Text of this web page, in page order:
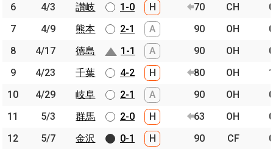
6
4/3 讃岐 1-0 H 70 CH
7
4/9 熊本 2-1 A 90 OH
8
4/17 徳島 1-1 A 90 OH
9
4/23 千葉 4-2 H 80 OH
10
4/29 岐阜 2-1 A 90 OH
11
5/3 群馬 2-0 H 63 OH
12
5/7 金沢 0-1 H 90 CF
6
4/3
讃岐
7
4/9
熊本
8
4/17
徳島
9
4/23
千葉
10
4/29
岐阜
11
5/3
群馬
12
5/7
金沢